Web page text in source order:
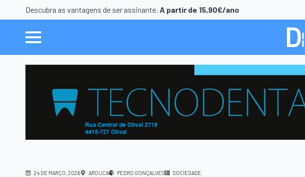
Descubra as vantagens de ser assinante. A partir de 15,90€/ano
24 DE MARÇO, 2026 AROUCA PEDRO GONÇALVES SOCIEDADE